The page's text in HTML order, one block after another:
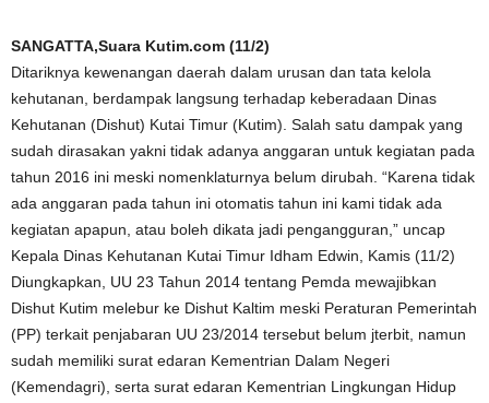
SANGATTA,Suara Kutim.com (11/2)
Ditariknya kewenangan daerah dalam urusan dan tata kelola
kehutanan, berdampak langsung terhadap keberadaan Dinas
Kehutanan (Dishut) Kutai Timur (Kutim). Salah satu dampak yang
sudah dirasakan yakni tidak adanya anggaran untuk kegiatan pada
tahun 2016 ini meski nomenklaturnya belum dirubah. “Karena tidak
ada anggaran pada tahun ini otomatis tahun ini kami tidak ada
kegiatan apapun, atau boleh dikata jadi pengangguran,” uncap
Kepala Dinas Kehutanan Kutai Timur Idham Edwin, Kamis (11/2)
Diungkapkan, UU 23 Tahun 2014 tentang Pemda mewajibkan
Dishut Kutim melebur ke Dishut Kaltim meski Peraturan Pemerintah
(PP) terkait penjabaran UU 23/2014 tersebut belum jterbit, namun
sudah memiliki surat edaran Kementrian Dalam Negeri
(Kemendagri), serta surat edaran Kementrian Lingkungan Hidup